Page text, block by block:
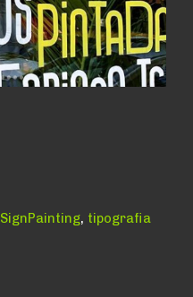
SignPainting, tipografia